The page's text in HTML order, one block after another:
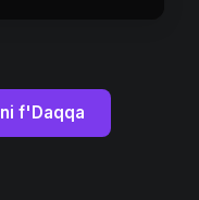
f'Daqqa